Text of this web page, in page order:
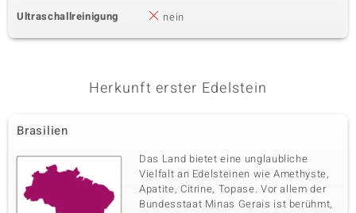
Ultraschallreinigung
nein
Herkunft erster Edelstein
Brasilien
Das Land bietet eine unglaubliche
Vielfalt an Edelsteinen wie Amethyste,
Apatite, Citrine, Topase. Vor allem der
Bundesstaat Minas Gerais ist berühmt,